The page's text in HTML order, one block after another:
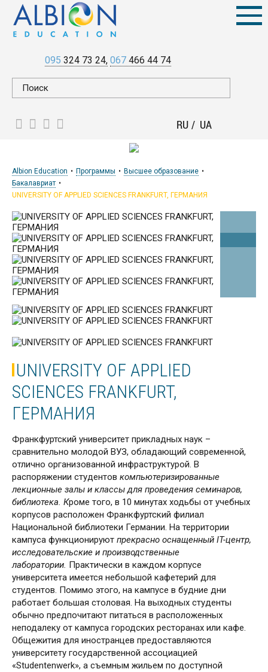
095 324 73 24 067 466 44 74
RU UA
Albion Education Программы
Высшее образование
Бакалавриат
UNIVERSITY OF APPLIED SCIENCES FRANKFURT, ГЕРМАНИЯ
UNIVERSITY OF APPLIED
SCIENCES FRANKFURT,
ГЕРМАНИЯ
Франкфуртский университет прикладных наук –
сравнительно молодой ВУЗ, обладающий современной,
отлично организованной инфраструктурой. В
распоряжении студентов компьютеризированные
лекционные залы и классы для проведения семинаров,
библиотека. Кроме того, в 10 минутах ходьбы от учебных
корпусов расположен Франкфуртский филиал
Национальной библиотеки Германии. На территории
кампуса функционируют прекрасно оснащенный IT-центр,
исследовательские и производственные
лаборатории. Практически в каждом корпусе
университета имеется небольшой кафетерий для
студентов. Помимо этого, на кампусе в будние дни
работает большая столовая. На выходных студенты
обычно предпочитают питаться в расположенных
неподалеку от кампуса городских ресторанах или кафе.
Общежития для иностранцев предоставляются
университету государственной ассоциацией
«Studentenwerk», а съемным жильем по доступной